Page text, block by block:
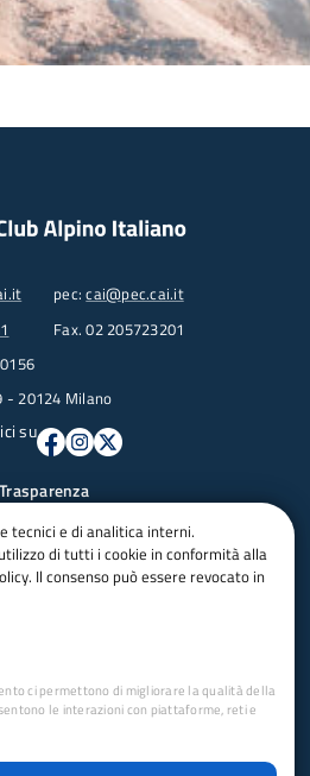
pec:cai@pec.cai.it
Fax. 02 205723201
- 20124 Milano
su
Trasparenza
trasparente
pretorio online
Appalti
Concorsi
Iso 14001
tecnici e di analitica interni.
di tutti i cookie in conformità alla
Il consenso può essere revocato in
ci permettono di migliorare la qualità della
le interazioni con piattaforme, reti e